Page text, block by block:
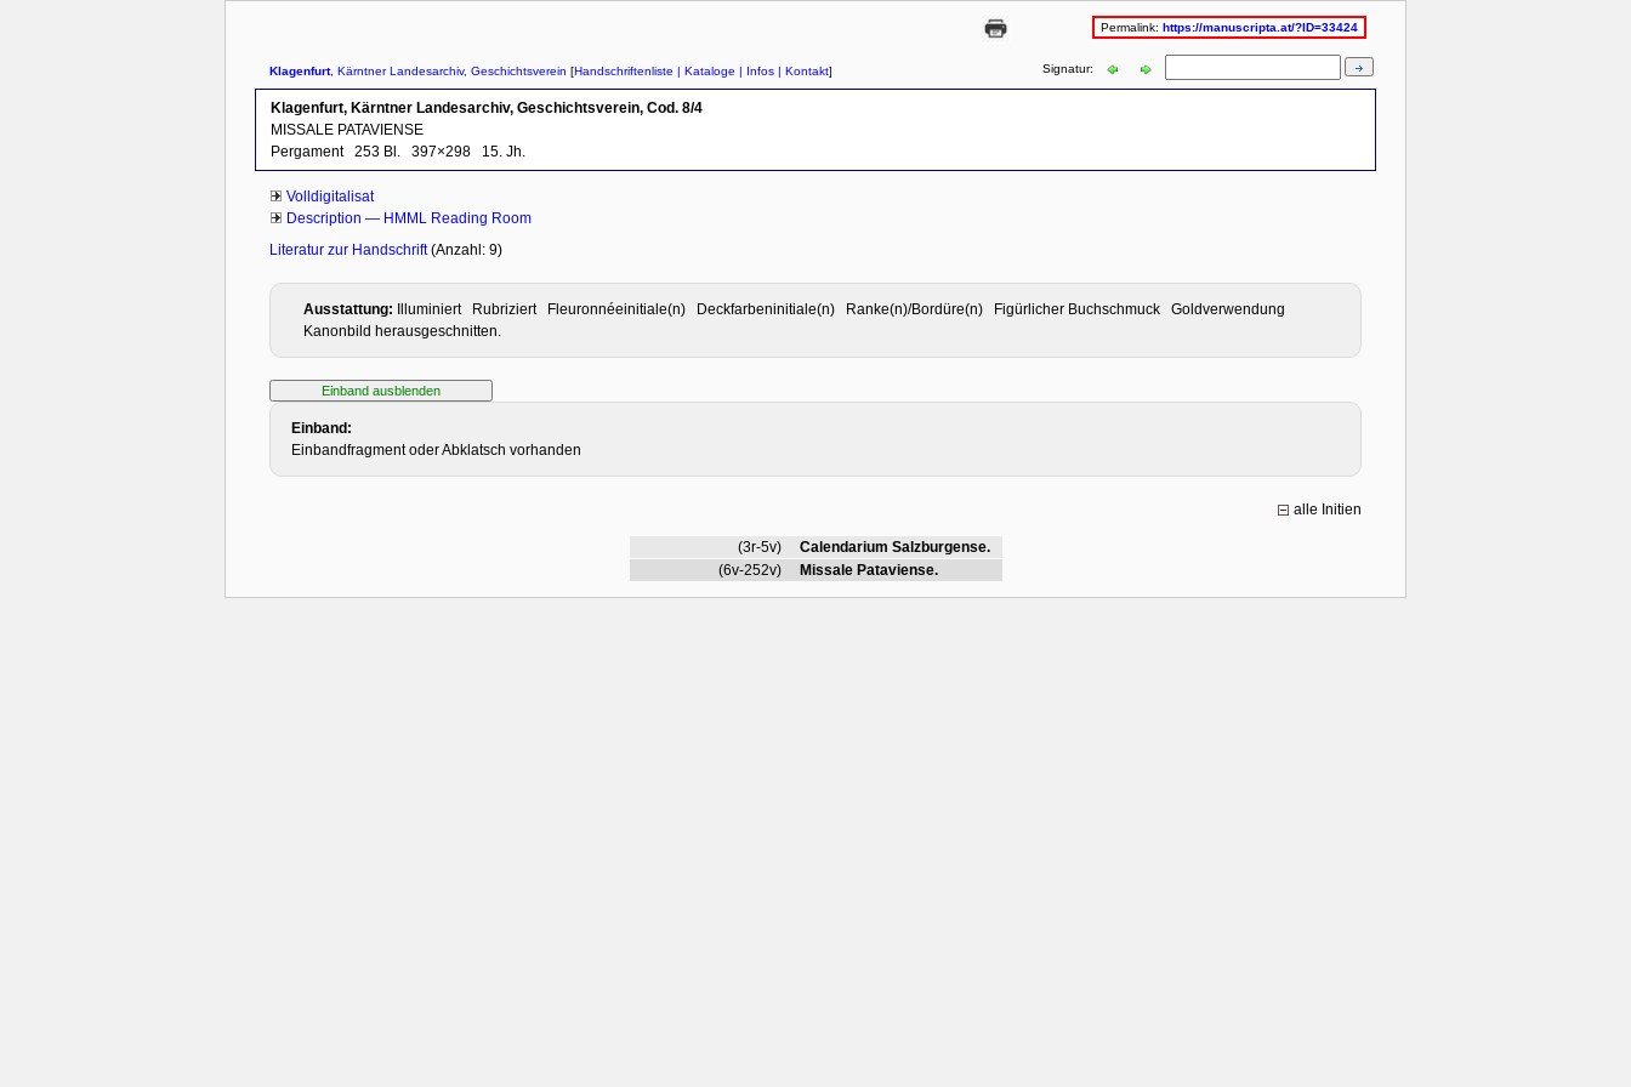
Permalink:https://manuscripta.at/?ID=33424
Klagenfurt, Kärntner Landesarchiv, Geschichtsverein [Handschriftenliste | Kataloge | Infos | Kontakt] Signatur:
Klagenfurt, Kärntner Landesarchiv, Geschichtsverein, Cod. 8/4
MISSALE PATAVIENSE
Pergament
253 Bl. 397×298 15. Jh.
Volldigitalisat
Description — HMML Reading Room
Literatur zur Handschrift(Anzahl: 9)
Ausstattung: Illuminiert Rubriziert Fleuronnéeinitiale(n) Deckfarbeninitiale(n) Ranke(n)/Bordüre(n) Figürlicher Buchschmuck Goldverwendung
Kanonbild herausgeschnitten.
Einband:
Einbandfragment oder Abklatsch vorhanden
alle Initien
(3r-5v)
Calendarium Salzburgense.
(6v-252v)
Missale Pataviense.